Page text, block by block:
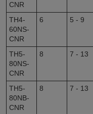
CNR
TH4-
60NS-
CNR
6 5 - 9
TH5-
80NS-
CNR
8 7 - 13
TH5-
80NB-
CNR
8 7 - 13